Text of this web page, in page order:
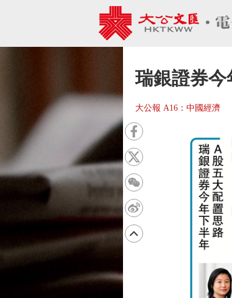
瑞銀證券
大公報 A16：中國經濟